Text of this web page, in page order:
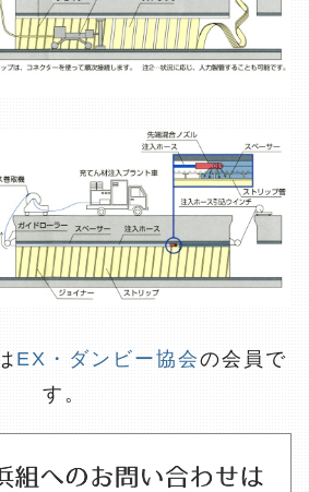
EX・ダンビー協会の会員で
す。